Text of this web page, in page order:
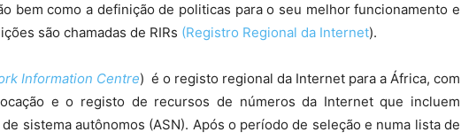
bem como a definição de politicas para o seu melhor funcionamento e
são chamadas de RIRs (Registro Regional da Internet).
Information Centre) é o registo regional da Internet para a África, com
e o registo de recursos de números da Internet que incluem
sistema autônomos (ASN). Após o período de seleção e numa lista de